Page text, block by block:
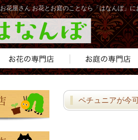
花屋さん お花とお庭のことなら「はなんぼ」に
ペチュニアが今